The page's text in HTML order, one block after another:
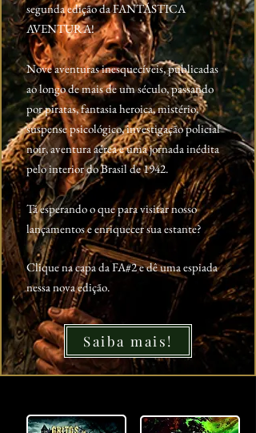
segunda edição da FANTÁSTICA
AVENTURA!
Nove aventuras inesquecíveis, publicadas
ao longo de mais de um século, passando
por piratas, fantasia heroica, mistério,
suspense psicológico, investigação policial
noir, aventura aérea e uma jornada inédita
pelo interior do Brasil de 1942.
Tá esperando o que para visitar nosso
lançamentos e enriquecer sua estante?
Clique na capa da FA#2 e dê uma espiada
nessa nova edição.
Saiba mais!